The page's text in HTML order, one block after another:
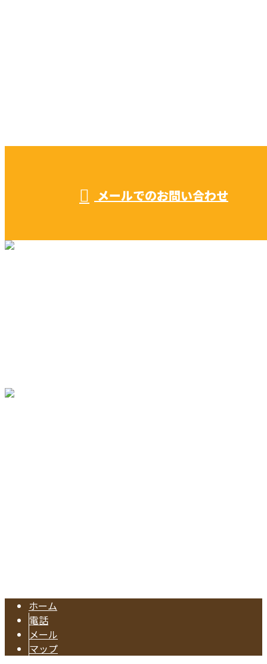
メールでのお問い合わせ
ホーム
電話
メール
マップ